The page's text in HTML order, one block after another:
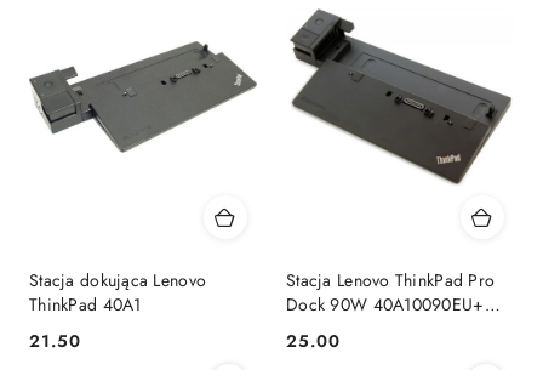
Stacja dokująca Lenovo
ThinkPad 40A1
Cena:
21.50
Stacja Lenovo ThinkPad Pro
Dock 90W 40A10090EU+
klucze
Cena:
25.00